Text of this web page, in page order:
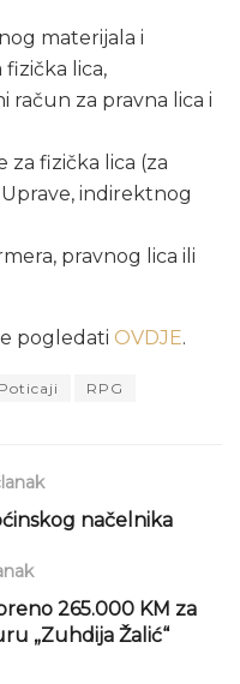
materijala i
lica,
račun za pravna lica i
za fizička lica (za
indirektnog
pravnog lica ili
pogledati OVDJE.
Poticaji RPG
načelnika
265.000 KM za
„Zuhdija Žalić“